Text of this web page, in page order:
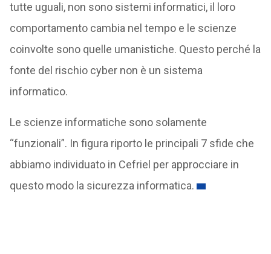
tutte uguali, non sono sistemi informatici, il loro
comportamento cambia nel tempo e le scienze
coinvolte sono quelle umanistiche. Questo perché la
fonte del rischio cyber non è un sistema
informatico.
Le scienze informatiche sono solamente
“funzionali”. In figura riporto le principali 7 sfide che
abbiamo individuato in Cefriel per approcciare in
questo modo la sicurezza informatica.